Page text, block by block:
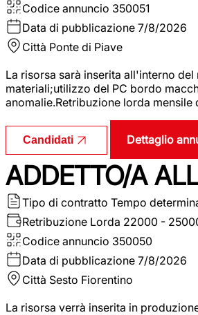
Codice annuncio 350051
Data di pubblicazione 7/8/2026
Città Ponte di Piave
La risorsa sarà inserita all'interno
materiali;utilizzo del PC bordo
anomalie.Retribuzione lorda mensile
Candidati Dettaglio
ADDETTO/A
Tipo di contratto Tempo
Retribuzione Lorda 22000 -
Codice annuncio 350050
Data di pubblicazione 7/8/2026
Città Sesto Fiorentino
La risorsa verrà inserita in